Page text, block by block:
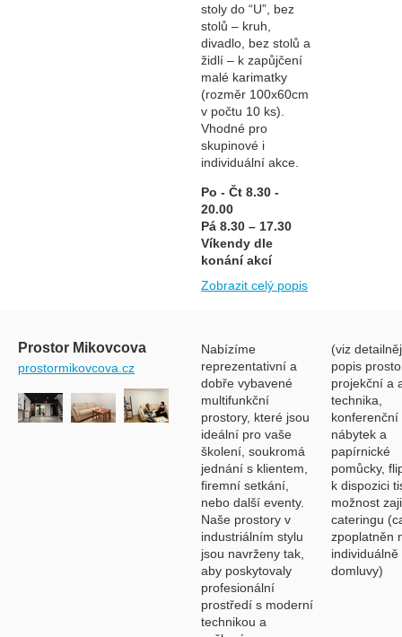
stoly do “U”, bez
stolů – kruh,
divadlo, bez stolů a
židlí – k zapůjčení
malé karimatky
(rozměr 100x60cm
v počtu 10 ks).
Vhodné pro
skupinové i
individuální akce.
Po - Čt 8.30 -
20.00
Pá 8.30 – 17.30
Víkendy dle
konání akcí
Zobrazit celý popis
Prostor Mikovcova
prostormikovcova.cz
Nabízíme
reprezentativní a
dobře vybavené
multifunkční
prostory, které jsou
ideální pro vaše
školení, soukromá
jednání s klientem,
firemní setkání,
nebo další eventy.
Naše prostory v
industriálním stylu
jsou navrženy tak,
aby poskytovaly
profesionální
prostředí s moderní
technikou a
(viz
popis
projekční a
technika,
konferenční
nábytek a
papírnické
pomůcky,
k dispozici
možnost
cateringu
zpoplatněn
individuálně
domluvy)